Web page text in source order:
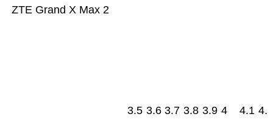
ZTE Grand X Max 2
3.5 3.6 3.7 3.8 3.9 4 4.1 4.2